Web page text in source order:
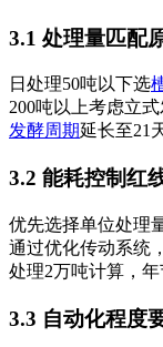
3.1 处理量匹配
日处理50吨以下选
200吨以上考虑立
发酵周期延长至21
3.2 能耗控制红
优先选择单位处理
通过优化传动系统
处理2万吨计算，年
3.3 自动化程度